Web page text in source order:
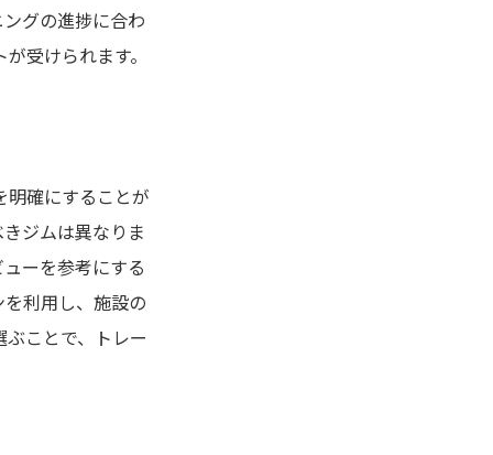
グの進捗に合わ
受けられます。
明確にすることが
ジムは異なりま
ーを参考にする
利用し、施設の
ことで、トレー